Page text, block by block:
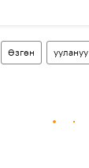
Өзгөн уулануу